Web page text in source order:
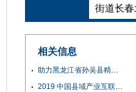
街道长
相关信息